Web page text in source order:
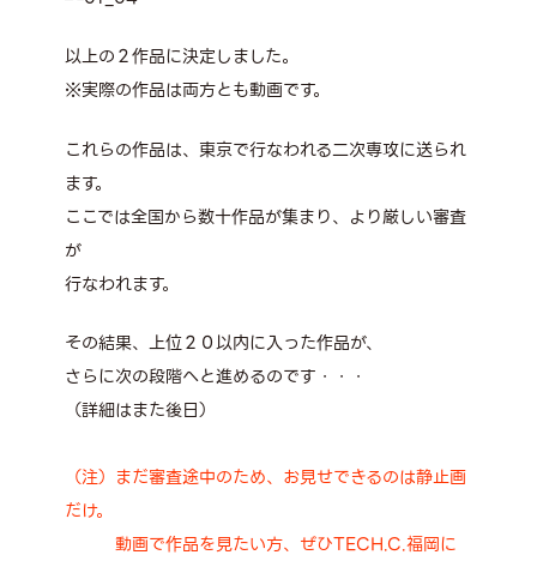
以上の２作品に決定しました。
※実際の作品は両方とも動画です。
これらの作品は、東京で行なわれる二次専攻に送られ
ます。
ここでは全国から数十作品が集まり、より厳しい審査
が
行なわれます。
その結果、上位２０以内に入った作品が、
さらに次の段階へと進めるのです・・・
（詳細はまた後日）
（注）まだ審査途中のため、お見せできるのは静止画
だけ。
動画で作品を見たい方、ぜひTECH.C.福岡に